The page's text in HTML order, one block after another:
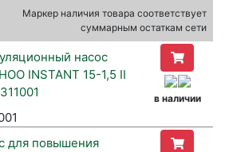
Маркер наличия товара соответствует
суммарным остаткам сети
насос
INSTANT 15-1,5 II
в наличии
для повышения